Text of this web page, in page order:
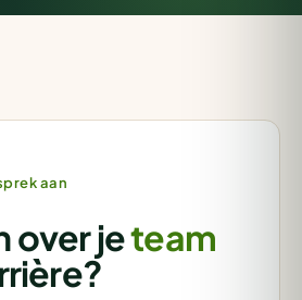
aan
over jeteam